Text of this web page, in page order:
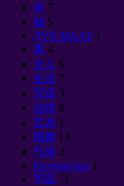
单 7
钱 5
ДУХ МААТ 1
离 4
女人 6
生活 7
咒语 3
法律 8
艺术 1
羯磨 13
气候 2
Колдовство 1
宇宙 71